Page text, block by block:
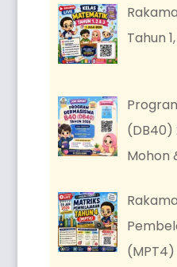
Tahun
(DB40)
Mohon